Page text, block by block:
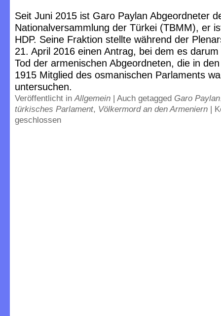
Seit Juni 2015 ist Garo Paylan Abgeordneter
Nationalversammlung der Türkei (TBMM), er
HDP. Seine Fraktion stellte während der
21. April 2016 einen Antrag, bei dem es
Tod der armenischen Abgeordneten, die in
1915 Mitglied des osmanischen Parlaments
untersuchen.
Veröffentlicht inAllgemein | Auch getagged Garo Paylan
türkisches Parlament, Völkermord an den Armeniern |
geschlossen